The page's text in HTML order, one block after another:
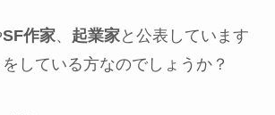
SF作家、 起業家と公表しています
している方なのでしょうか？